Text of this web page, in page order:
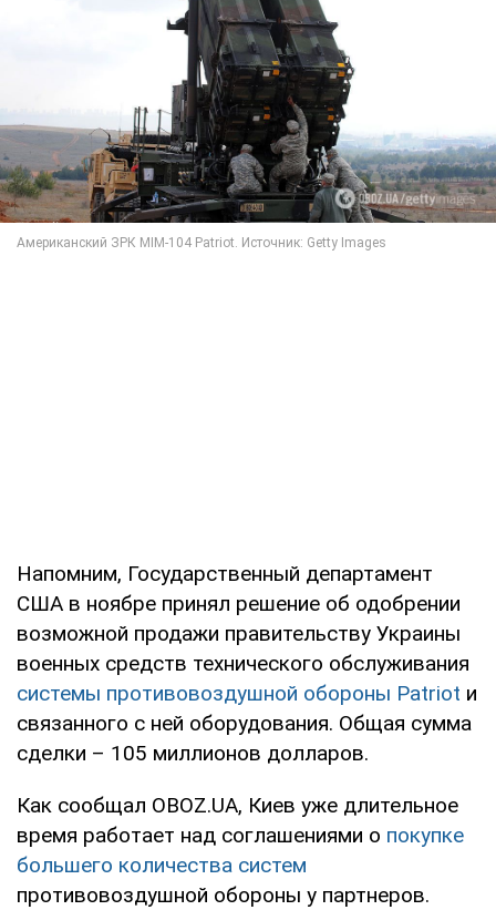
Напомним, Государственный департамент
США в ноябре принял решение об одобрении
возможной продажи правительству Украины
военных средств технического обслуживания
системы противовоздушной обороны Patriot и
связанного с ней оборудования. Общая сумма
сделки – 105 миллионов долларов.
Как сообщал OBOZ.UA, Киев уже длительное
время работает над соглашениями о покупке
большего количества систем
противовоздушной обороны у партнеров.